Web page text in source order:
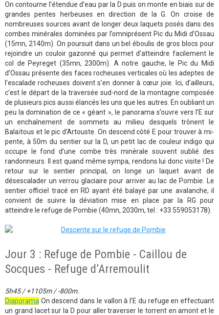
On contourne l’étendue d’eau par la D puis on monte en biais sur de
grandes pentes herbeuses en direction de la G. On croise de
nombreuses sources avant de longer deux laquets posés dans des
combes minérales dominées par l’omniprésent Pic du Midi d’Ossau
(15mn, 2140m). On poursuit dans un bel éboulis de gros blocs pour
rejoindre un couloir gazonné qui permet d’atteindre facilement le
col de Peyreget (35mn, 2300m). A notre gauche, le Pic du Midi
d’Ossau présente des faces rocheuses verticales où les adeptes de
l’escalade rocheuses doivent s’en donner à cœur joie. Ici, d’ailleurs,
c’est le départ de la traversée sud-nord de la montagne composée
de plusieurs pics aussi élancés les uns que les autres. En oubliant un
peu la domination de ce « géant », le panorama s’ouvre vers l’E sur
un enchaînement de sommets au milieu desquels trônent le
Balaïtous et le pic d’Artouste. On descend côté E pour trouver à mi-
pente, à 50m du sentier sur la D, un petit lac de couleur indigo qui
occupe le fond d’une combe très minérale souvent oublié des
randonneurs. Il est quand même sympa, rendons lui donc visite ! De
retour sur le sentier principal, on longe un laquet avant de
désescalader un verrou glaciaire pour arriver au lac de Pombie. Le
sentier officiel tracé en RD ayant été balayé par une avalanche, il
convient de suivre la déviation mise en place par la RG pour
atteindre le refuge de Pombie (40mn, 2030m, tel : +33 559053178).
Jour 3 : Refuge de Pombie - Caillou de
Socques - Refuge d’Arremoulit
5h45 / +1105m / -800m.
Diaporama On descend dans le vallon à l’E du refuge en effectuant
un grand lacet sur la D pour aller traverser le torrent en amont et le